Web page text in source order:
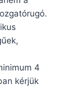
4
kérjük